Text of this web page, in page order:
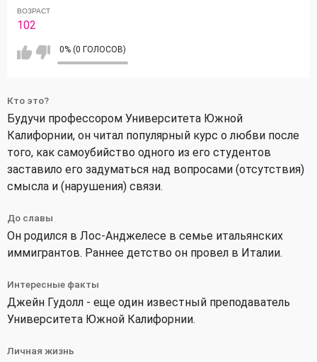
ВОЗРАСТ
102
0% (0 ГОЛОСОВ)
Кто это?
Будучи профессором Университета Южной
Калифорнии, он читал популярный курс о любви после
того, как самоубийство одного из его студентов
заставило его задуматься над вопросами (отсутствия)
смысла и (нарушения) связи.
До славы
Он родился в Лос-Анджелесе в семье итальянских
иммигрантов. Раннее детство он провел в Италии.
Интересные факты
Джейн Гудолл - еще один известный преподаватель
Университета Южной Калифорнии.
Личная жизнь